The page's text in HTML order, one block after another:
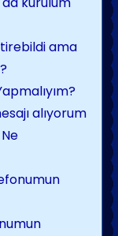
ama
alıyorum